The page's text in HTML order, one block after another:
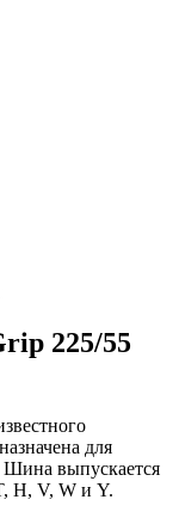
225/55
для
Шина выпускается
H, V, W и Y.